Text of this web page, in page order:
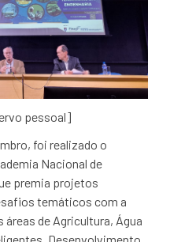
pessoal]
foi realizado o
Nacional de
premia projetos
temáticos com a
de Agricultura, Água
Desenvolvimento